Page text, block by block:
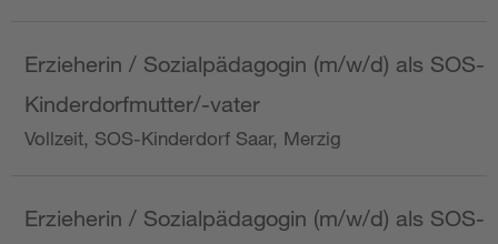
Erzieherin / Sozialpädagogin (m/w/d) als SOS-
Kinderdorfmutter/-vater
Vollzeit, SOS-Kinderdorf Saar, Merzig
Erzieherin / Sozialpädagogin (m/w/d) als SOS-